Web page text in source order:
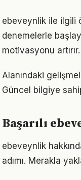
ebeveynlik ile ilgili
denemelerle
motivasyonu artırır.
Alanındaki
Güncel bilgiye
Başarılı
ebeveynlik
adımı. Merakla